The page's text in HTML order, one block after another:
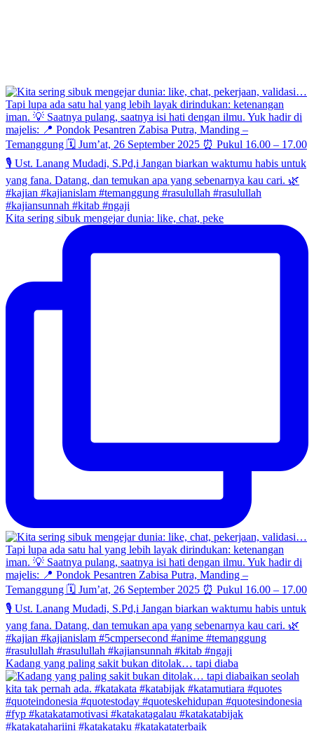
Kita sering sibuk mengejar dunia: like, chat, peke
Kadang yang paling sakit bukan ditolak… tapi diaba